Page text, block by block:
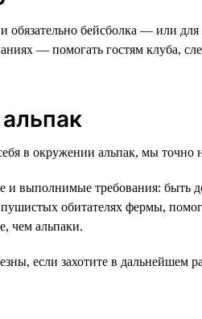
бейсболка — или
— помогать гостям клуба,
в окружении альпак, мы
выполнимые требования: быть
обитателях фермы,
чем альпаки.
если захотите в